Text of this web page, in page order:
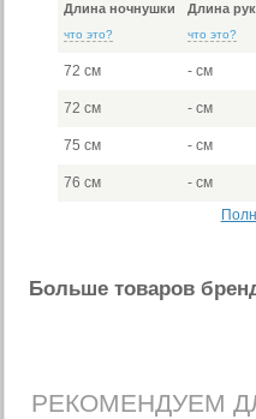
Длина ночнушки
что это?
Длина
что это?
72 см - см
72 см - см
75 см - см
76 см - см
Больше товаров
РЕКОМЕНДУЕМ